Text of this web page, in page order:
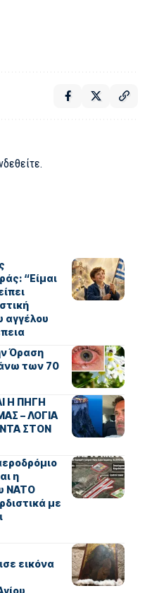
.
“Είμαι
αγγέλου
Όραση
των 70
Η ΠΗΓΗ
– ΛΟΓΙΑ
ΣΤΟΝ
η
ΝΑΤΟ
με
εικόνα